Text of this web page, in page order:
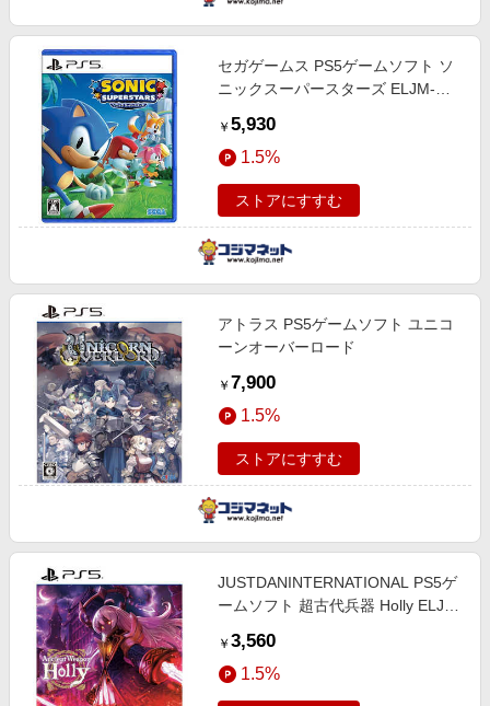
セガゲームス PS5ゲームソフト ソ
ニックスーパースターズ ELJM-
￥ 5,930
1.5%
ストアにすすむ
アトラス PS5ゲームソフト ユニコ
ーンオーバーロード
￥ 7,900
1.5%
ストアにすすむ
JUSTDANINTERNATIONAL PS5ゲ
ームソフト 超古代兵器 Holly ELJM-
￥ 3,560
1.5%